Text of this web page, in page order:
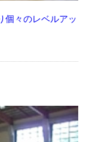
個々のレベルアッ